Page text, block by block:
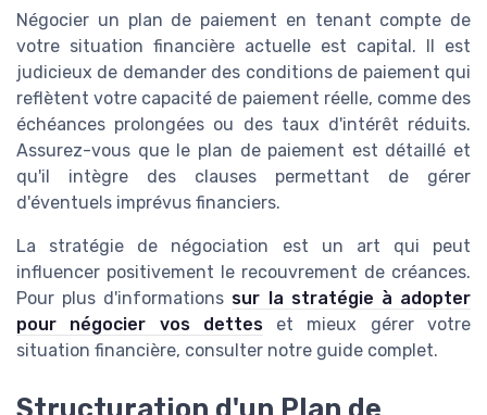
Négocier un plan de paiement en tenant compte de
votre situation financière actuelle est capital. Il est
judicieux de demander des conditions de paiement qui
reflètent votre capacité de paiement réelle, comme des
échéances prolongées ou des taux d'intérêt réduits.
Assurez-vous que le plan de paiement est détaillé et
qu'il intègre des clauses permettant de gérer
d'éventuels imprévus financiers.
La stratégie de négociation est un art qui peut
influencer positivement le recouvrement de créances.
Pour plus d'informations sur la stratégie à adopter
pour négocier vos detteset mieux gérer votre
situation financière, consulter notre guide complet.